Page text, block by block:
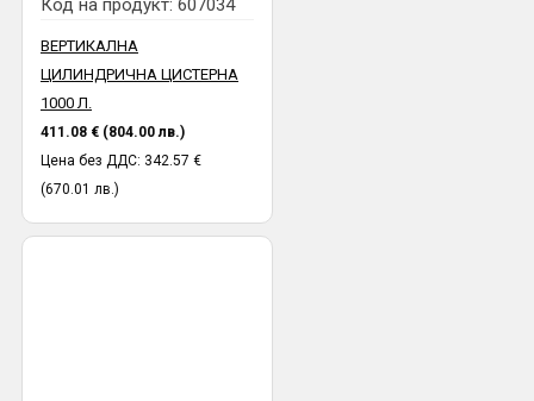
Код на продукт: 607034
ВЕРТИКАЛНА
ЦИЛИНДРИЧНА ЦИСТЕРНА
1000 Л.
411.08 € (804.00 лв.)
Цена без ДДС: 342.57 €
(670.01 лв.)